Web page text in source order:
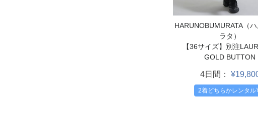
HARUNOBUMURATA（
ラタ）
【36サイズ】別注
GOLD BUTTON
4日間：
2着どちらかレンタル